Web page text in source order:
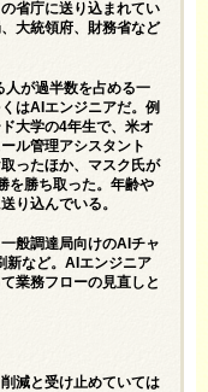
省庁に送り込まれてい
大統領府、財務省など
人が過半数を占める一
はAIエンジニアだ。例
大学の4年生で、米オ
ル管理アシスタント
ったほか、マスク氏が
を勝ち取った。年齢や
り込んでいる。
般調達局向けのAIチャ
新など。AIエンジニア
業務フローの見直しと
減と受け止めていては